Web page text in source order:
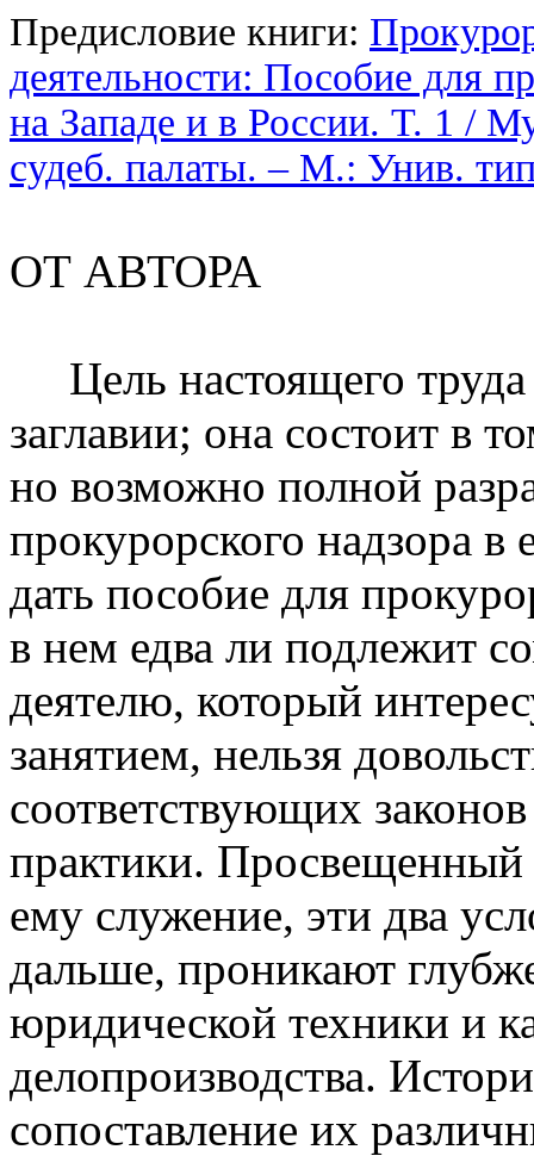
Предисловие книги:
деятельности: Пособие для
на Западе и в России. Т. 1 /
судеб. палаты. – М.: Унив.
ОТ АВТОРА
Цель настоящего труда
заглавии; она состоит в
но возможно полной
прокурорского надзора в
дать пособие для
в нем едва ли подлежит
деятелю, который
занятием, нельзя
соответствующих
практики. Просвещенный
ему служение, эти два
дальше, проникают
юридической техники и
делопроизводства.
сопоставление их